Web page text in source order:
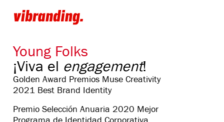
Young Folks
¡Viva el engagement!
Golden Award Premios Muse Creativity
2021 Best Brand Identity
Premio Selección Anuaria 2020 Mejor
Programa de Identidad Corporativa